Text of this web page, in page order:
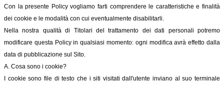
Con la presente Policy vogliamo farti comprendere le caratteristiche e finalità
dei cookie e le modalità con cui eventualmente disabilitarli.
Nella nostra qualità di Titolari del trattamento dei dati personali potremo
modificare questa Policy in qualsiasi momento: ogni modifica avrà effetto dalla
data di pubblicazione sul Sito.
A. Cosa sono i cookie?
I cookie sono file di testo che i siti visitati dall'utente inviano al suo terminale